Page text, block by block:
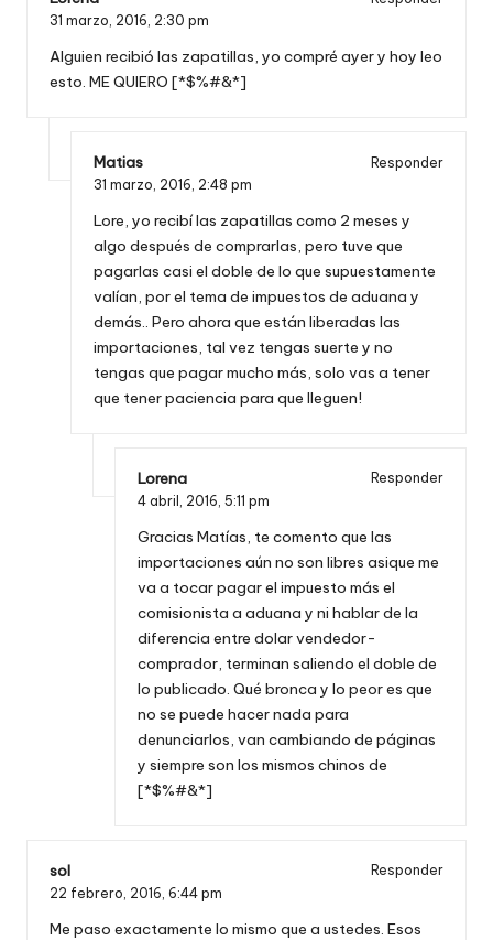
31 marzo, 2016, 2:30 pm
Alguien recibió las zapatillas, yo compré ayer y hoy leo
esto. ME QUIERO [*$%#&*]
Matias
Responder
31 marzo, 2016, 2:48 pm
Lore, yo recibí las zapatillas como 2 meses y
algo después de comprarlas, pero tuve que
pagarlas casi el doble de lo que supuestamente
valían, por el tema de impuestos de aduana y
demás.. Pero ahora que están liberadas las
importaciones, tal vez tengas suerte y no
tengas que pagar mucho más, solo vas a tener
que tener paciencia para que lleguen!
Lorena
Responder
4 abril, 2016, 5:11 pm
Gracias Matías, te comento que las
importaciones aún no son libres asique me
va a tocar pagar el impuesto más el
comisionista a aduana y ni hablar de la
diferencia entre dolar vendedor-
comprador, terminan saliendo el doble de
lo publicado. Qué bronca y lo peor es que
no se puede hacer nada para
denunciarlos, van cambiando de páginas
y siempre son los mismos chinos de
[*$%#&*]
sol
Responder
22 febrero, 2016, 6:44 pm
Me paso exactamente lo mismo que a ustedes. Esos